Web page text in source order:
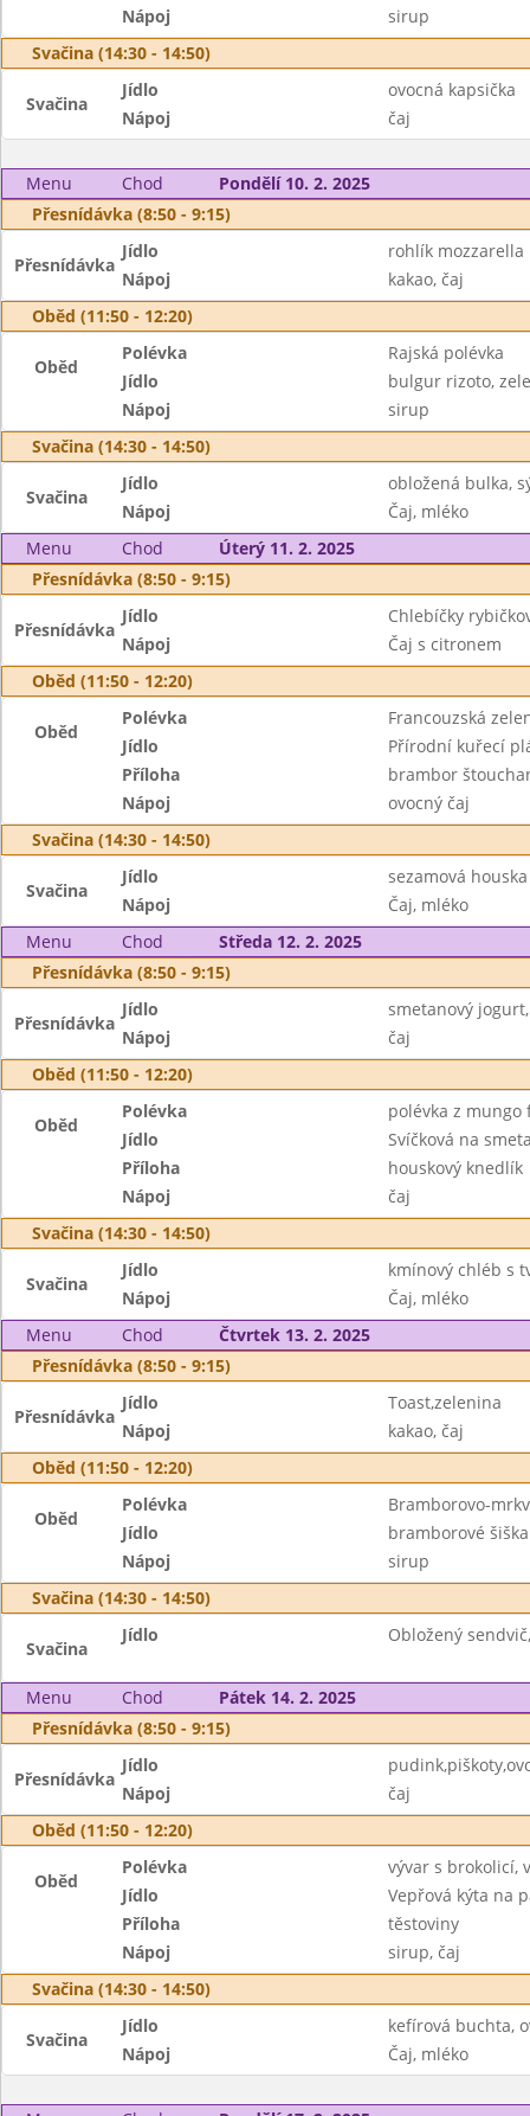
Nápoj
sirup
Svačina (14:30 - 14:50)
Svačina
Jídlo
ovocná kapsička
Nápoj
čaj
Menu Chod
Pondělí 10. 2. 2025
Přesnídávka (8:50 - 9:15)
Přesnídávka
Jídlo
rohlík mozzarella
Nápoj
kakao, čaj
Oběd (11:50 - 12:20)
Oběd
Polévka
Rajská polévka
Jídlo
bulgur rizoto,
Nápoj
sirup
Svačina (14:30 - 14:50)
Svačina
Jídlo
obložená bulka,
Nápoj
Čaj, mléko
Menu
Chod
Úterý 11. 2. 2025
Přesnídávka (8:50 - 9:15)
Přesnídávka
Jídlo
Chlebíčky
Nápoj
Čaj s citronem
Oběd (11:50 - 12:20)
Oběd
Polévka
Francouzská
Jídlo
Přírodní kuřecí
Příloha
brambor
Nápoj
ovocný čaj
Svačina (14:30 - 14:50)
Svačina
Jídlo
sezamová
Nápoj
Čaj, mléko
Menu
Chod
Středa 12. 2. 2025
Přesnídávka (8:50 - 9:15)
Přesnídávka
Jídlo
smetanový
Nápoj
čaj
Oběd (11:50 - 12:20)
Oběd
Polévka
polévka z mungo
Jídlo
Svíčková na
Příloha
houskový knedlík
Nápoj
čaj
Svačina (14:30 - 14:50)
Svačina
Jídlo
kmínový chléb s
Nápoj
Čaj, mléko
Menu
Chod
Čtvrtek 13. 2. 2025
Přesnídávka (8:50 - 9:15)
Přesnídávka
Jídlo
Toast,zelenina
Nápoj
kakao, čaj
Oběd (11:50 - 12:20)
Oběd
Polévka
Bramborovo-
Jídlo
bramborové
Nápoj
sirup
Svačina (14:30 - 14:50)
Svačina
Jídlo Obložený
Menu Chod
Pátek 14. 2. 2025
Přesnídávka (8:50 - 9:15)
Přesnídávka
Jídlo
Nápoj
čaj
Oběd (11:50 - 12:20)
Oběd
Polévka
vývar s brokolicí,
Jídlo
Vepřová kýta na
Příloha
těstoviny
Nápoj
sirup, čaj
Svačina (14:30 - 14:50)
Svačina
Jídlo
kefírová buchta,
Nápoj
Čaj, mléko